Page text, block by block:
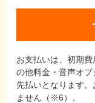
お支払いは、初期
の他料金・音声オ
先払いとなります
ません（※6）。